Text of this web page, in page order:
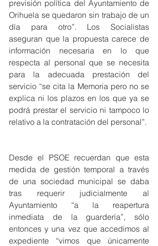
previsión política del Ayuntamiento de
Orihuela se quedaron sin trabajo de un
día para otro”. Los Socialistas
aseguran que la propuesta carece de
información necesaria en lo que
respecta al personal que se necesita
para la adecuada prestación del
servicio “se cita la Memoria pero no se
explica ni los plazos en los que ya se
podrá prestar el servicio ni tampoco lo
Desde el PSOE recuerdan que esta
medida de gestión temporal a través
de una sociedad municipal se daba
tras requerir judicialmente al
Ayuntamiento “a la reapertura
inmediata de la guardería”, sólo
entonces y una vez que accedimos al
expediente “vimos que únicamente